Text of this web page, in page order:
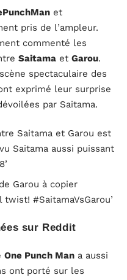
et
pris de l’ampleur.
commenté les
Saitama et Garou.
spectaculaire des
exprimé leur surprise
par Saitama.
Saitama et Garou est
Saitama aussi puissant
Garou à copier
#SaitamaVsGarou’
sur Reddit
One Punch Man a aussi
ont porté sur les